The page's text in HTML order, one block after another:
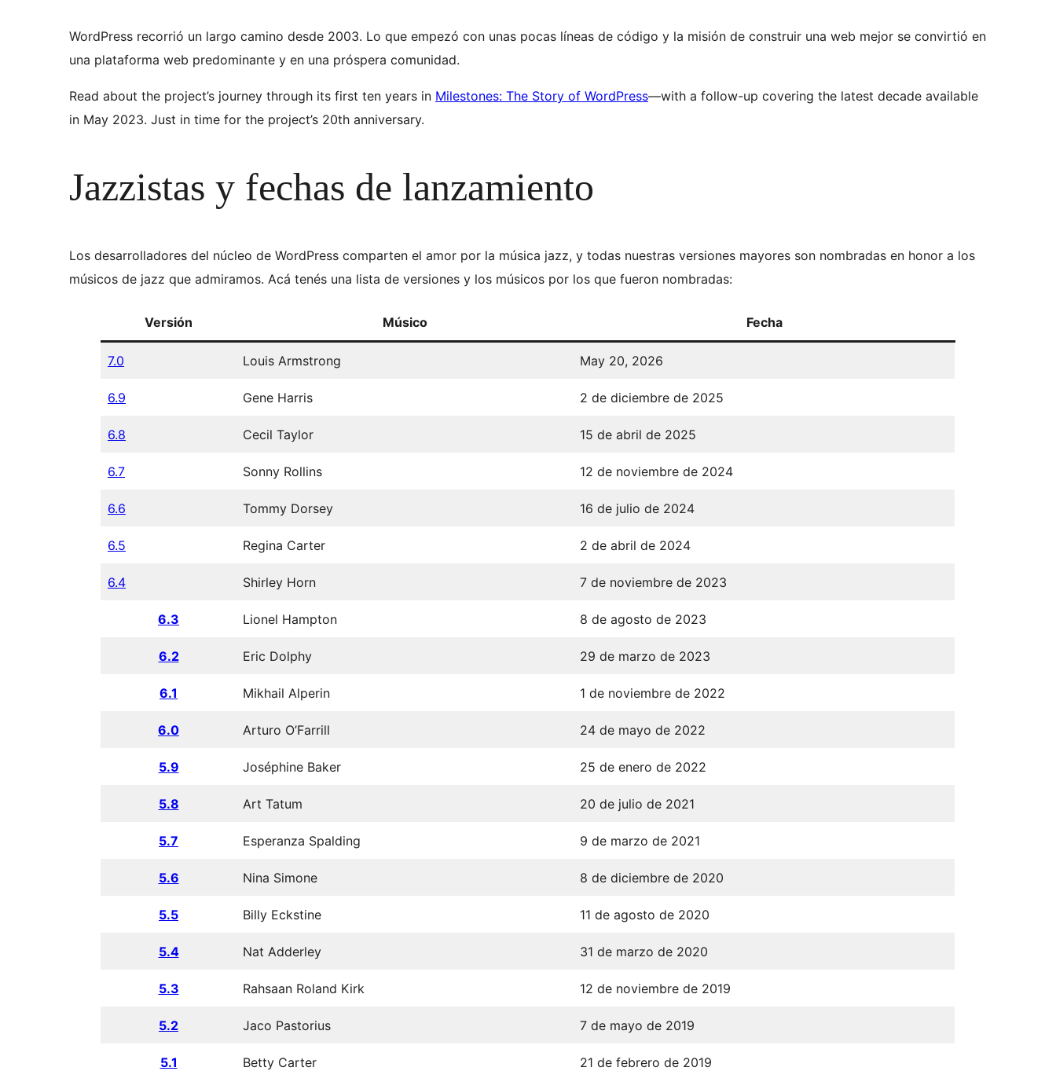
WordPress recorrió un largo camino desde 2003. Lo que empezó con unas pocas líneas de código y la misión de construir una web mejor se convirtió en
una plataforma web predominante y en una próspera comunidad.
Read about the project’s journey through its first ten years in Milestones: The Story of WordPress—with a follow-up covering the latest decade available
in May 2023. Just in time for the project’s 20th anniversary.
Jazzistas y fechas de lanzamiento
Los desarrolladores del núcleo de WordPress comparten el amor por la música jazz, y todas nuestras versiones mayores son nombradas en honor a los
músicos de jazz que admiramos. Acá tenés una lista de versiones y los músicos por los que fueron nombradas:
Versión Músico Fecha
7.0 Louis Armstrong May 20, 2026
6.9 Gene Harris 2 de diciembre de 2025
6.8 Cecil Taylor 15 de abril de 2025
6.7 Sonny Rollins 12 de noviembre de 2024
6.6 Tommy Dorsey 16 de julio de 2024
6.5 Regina Carter 2 de abril de 2024
6.4 Shirley Horn 7 de noviembre de 2023
6.3 Lionel Hampton 8 de agosto de 2023
6.2 Eric Dolphy 29 de marzo de 2023
6.1 Mikhail Alperin 1 de noviembre de 2022
6.0 Arturo O’Farrill 24 de mayo de 2022
5.9 Joséphine Baker 25 de enero de 2022
5.8 Art Tatum 20 de julio de 2021
5.7 Esperanza Spalding 9 de marzo de 2021
5.6 Nina Simone 8 de diciembre de 2020
5.5 Billy Eckstine 11 de agosto de 2020
5.4 Nat Adderley 31 de marzo de 2020
5.3 Rahsaan Roland Kirk 12 de noviembre de 2019
5.2 Jaco Pastorius 7 de mayo de 2019
5.1 Betty Carter 21 de febrero de 2019